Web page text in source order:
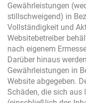
Gewährleistungen
stillschweigend) in
Vollständigkeit und
Websitebetreiber
nach eigenem
Darüber hinaus
Gewährleistungen in
Website abgegeben.
Schäden, die sich aus